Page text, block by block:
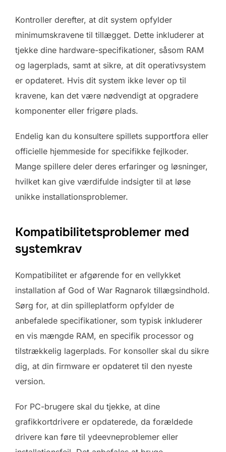
Kontroller derefter, at dit system opfylder
minimumskravene til tillægget. Dette inkluderer at
tjekke dine hardware-specifikationer, såsom RAM
og lagerplads, samt at sikre, at dit operativsystem
er opdateret. Hvis dit system ikke lever op til
kravene, kan det være nødvendigt at opgradere
komponenter eller frigøre plads.
Endelig kan du konsultere spillets supportfora eller
officielle hjemmeside for specifikke fejlkoder.
Mange spillere deler deres erfaringer og løsninger,
hvilket kan give værdifulde indsigter til at løse
unikke installationsproblemer.
Kompatibilitetsproblemer med
systemkrav
Kompatibilitet er afgørende for en vellykket
installation af God of War Ragnarok tillægsindhold.
Sørg for, at din spilleplatform opfylder de
anbefalede specifikationer, som typisk inkluderer
en vis mængde RAM, en specifik processor og
tilstrækkelig lagerplads. For konsoller skal du sikre
dig, at din firmware er opdateret til den nyeste
version.
For PC-brugere skal du tjekke, at dine
grafikkortdrivere er opdaterede, da forældede
drivere kan føre til ydeevneproblemer eller